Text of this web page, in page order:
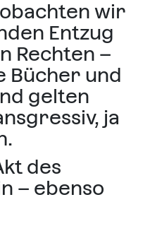
wir
Entzug
Rechten –
Bücher und
gelten
ja
des
– ebenso